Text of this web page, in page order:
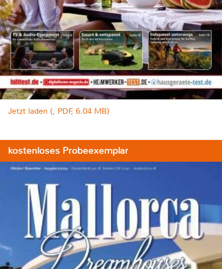
Jetzt laden (, PDF, 6.04 MB)
kostenloses Probeexemplar